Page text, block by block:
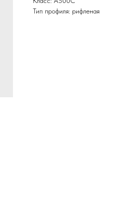
Тип профиля: рифленая